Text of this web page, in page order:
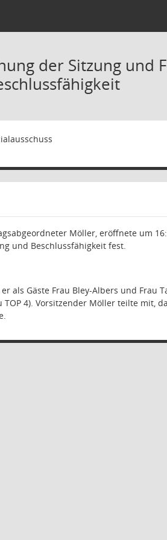
der Sitzung und
Möller, eröffnete um
und Beschlussfähigkeit fest.
als Gäste Frau Bley-Albers und Frau
TOP 4). Vorsitzender Möller teilte mit,